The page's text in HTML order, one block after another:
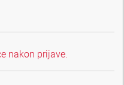
nakon prijave.